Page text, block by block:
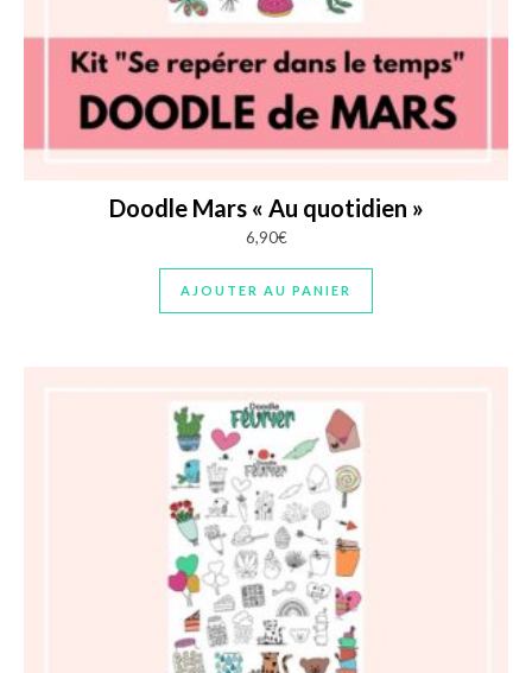
Doodle Mars « Au quotidien »
6,90€
AJOUTER AU PANIER